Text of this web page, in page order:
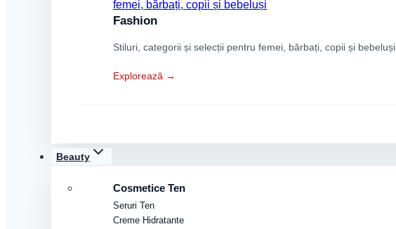
Fashion
Stiluri, categorii și selecții pentru femei, bărbați, copii și bebeluși.
Explorează →
Beauty
Cosmetice Ten
Seruri Ten
Creme Hidratante